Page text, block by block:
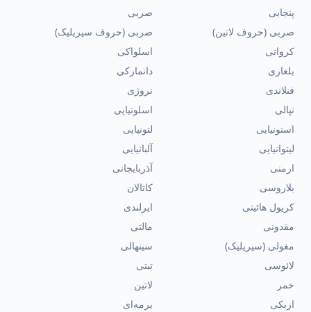
پنجابی
صربی
صربی (حروف لاتین)
صربی (حروف سیریلیک)
کرواتی
اسلواکی
بلغاری
دانمارکی
فنلاندی
نروژی
نپالی
اسلونیایی
استونیایی
لتونیایی
لیتوانیایی
آلبانیایی
ارمنی
آذربایجانی
بلاروسی
کاتالان
کریول هائیتی
ایرلندی
مقدونی
مالتی
مغولی (سیریلیک)
سینهالی
لائوسی
تبتی
خمر
لاتین
ازبکی
برمه‌ای